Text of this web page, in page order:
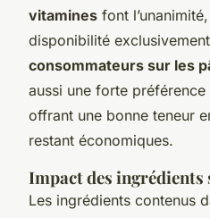
vitamines font
disponibilité
consommateurs sur les
aussi une forte
offrant une bonne teneur
restant économiques.
Impact des ingrédients
Les ingrédients contenus